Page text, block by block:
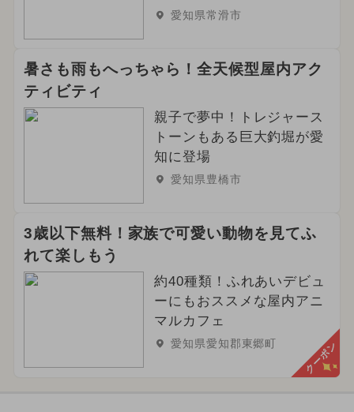
愛知県常滑市
暑さも雨もへっちゃら！全天候型屋内アク
ティビティ
親子で夢中！トレジャース
トーンもある巨大釣堀が愛
知に登場
愛知県豊橋市
3歳以下無料！家族で可愛い動物を見てふ
れて楽しもう
約40種類！ふれあいデビュ
ーにもおススメな屋内アニ
マルカフェ
愛知県愛知郡東郷町 クーポン